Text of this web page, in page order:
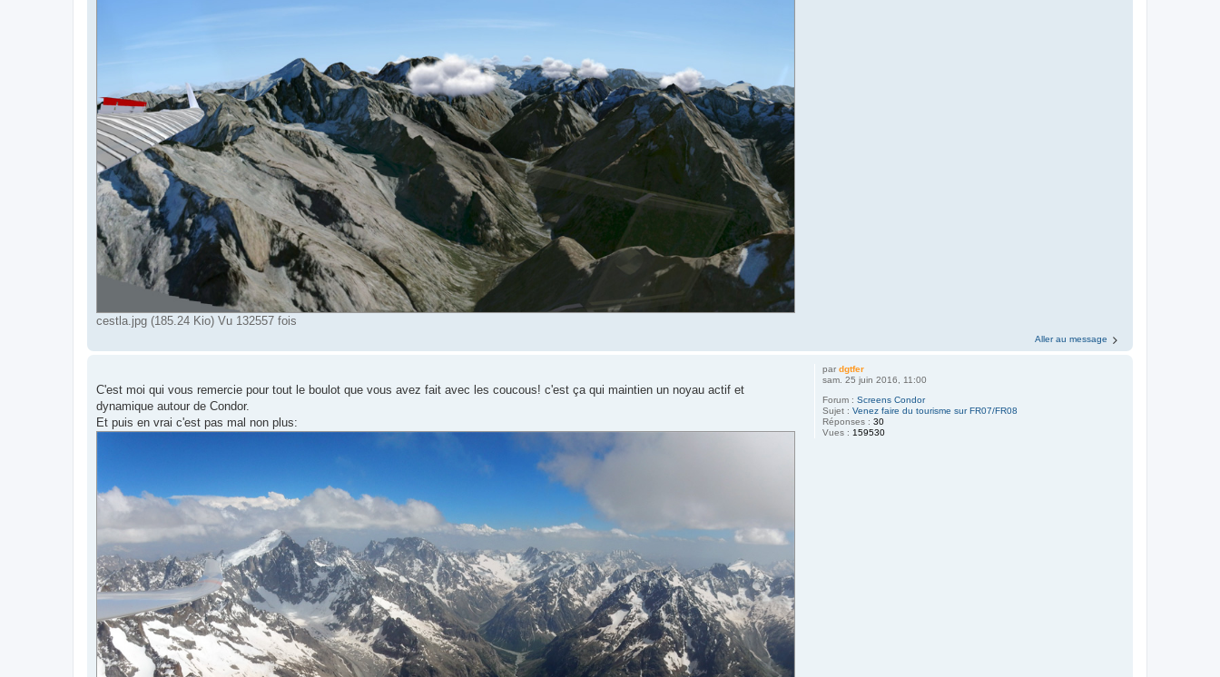
cestla.jpg (185.24 Kio) Vu 132557 fois
Aller au message
pardgtfer
sam. 25 juin 2016, 11:00
Forum :Screens Condor
Sujet :Venez faire du tourisme sur FR07/FR08
Réponses :30
Vues : 159530
C'est moi qui vous remercie pour tout le boulot que vous avez fait avec les coucous! c'est ça qui maintien un noyau actif et
dynamique autour de Condor.
Et puis en vrai c'est pas mal non plus: